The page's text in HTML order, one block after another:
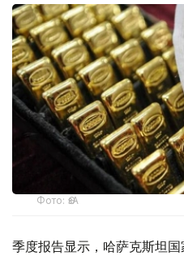
Фото: ӨзА
季度报告显示，哈萨克斯坦国